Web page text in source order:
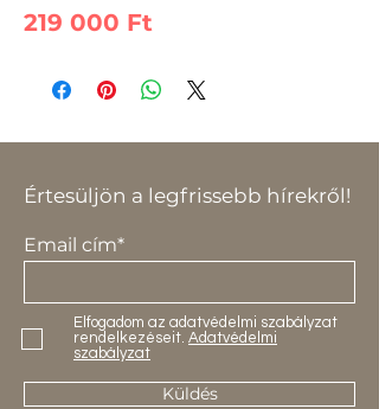
219 000 Ft
Értesüljön a legfrissebb hírekről!
Email cím*
Elfogadom az adatvédelmi szabályzat
rendelkezéseit. Adatvédelmi
szabályzat
Küldés